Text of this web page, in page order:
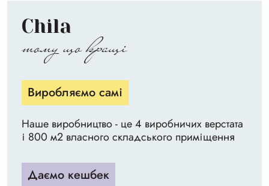
Chila
тому що кращі
Виробляємо самі
Наше виробництво - це 4 виробничих верстата
і 800 м2 власного складського приміщення
Даємо кешбек